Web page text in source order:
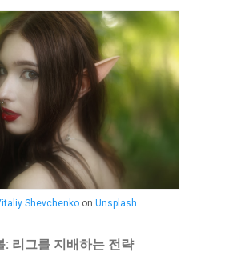
Shevchenkoon Unsplash
: 리그를 지배하는 전략